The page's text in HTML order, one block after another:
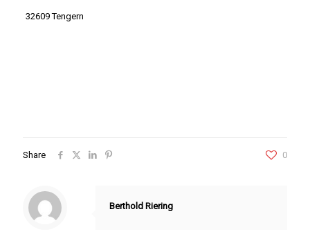
32609 Tengern
Share 0
Berthold Riering